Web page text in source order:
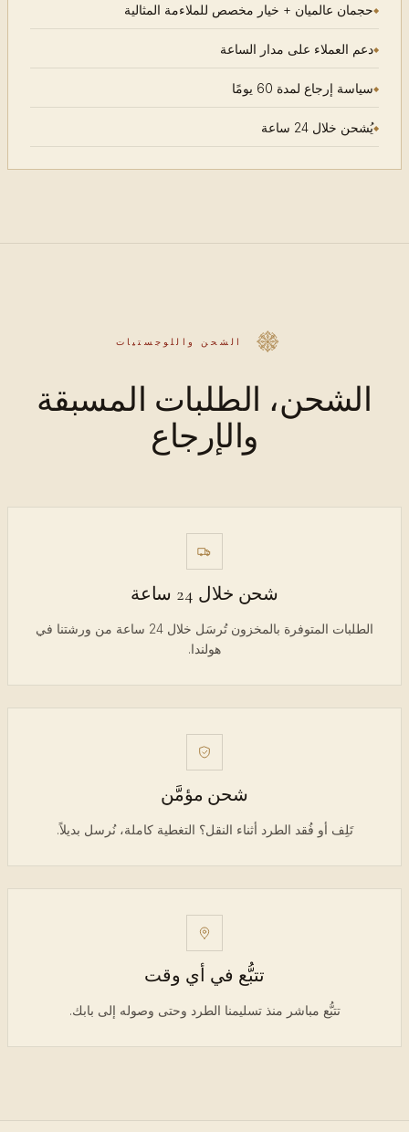
حجمان عالميان + خيار مخصص للملاءمة المثالية
دعم العملاء على مدار الساعة
سياسة إرجاع لمدة 60 يومًا
يُشحن خلال 24 ساعة
الشحن واللوجستيات
الشحن، الطلبات المسبقة
والإرجاع
شحن خلال 24 ساعة
الطلبات المتوفرة بالمخزون تُرسَل خلال 24 ساعة من ورشتنا في
هولندا.
شحن مؤمَّن
تَلِف أو فُقد الطرد أثناء النقل؟ التغطية كاملة، نُرسل بديلاً.
تتبُّع في أي وقت
تتبُّع مباشر منذ تسليمنا الطرد وحتى وصوله إلى بابك.